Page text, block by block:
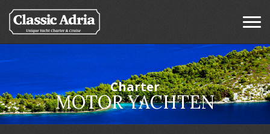
Charter
MOTOR YACHTEN